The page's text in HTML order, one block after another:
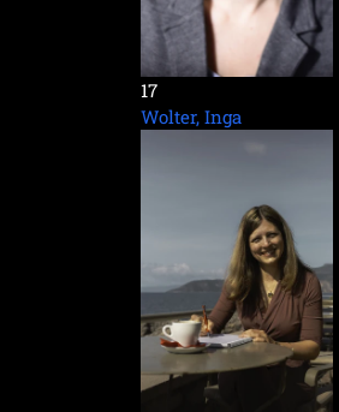
17
Wolter, Inga